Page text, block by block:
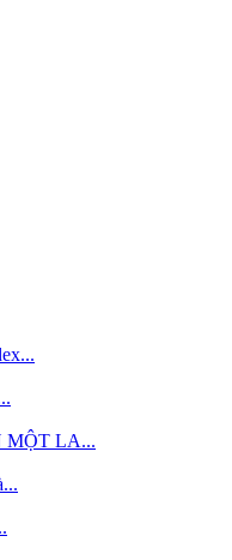
LA...